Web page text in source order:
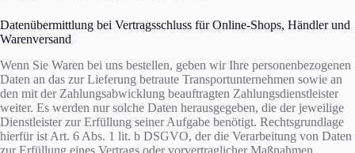
Daten­übermittlung bei Vertragsschluss für Online-Shops, Händler und
Warenversand
Wenn Sie Waren bei uns bestellen, geben wir Ihre personenbezogenen
Daten an das zur Lieferung betraute Transportunternehmen sowie an
den mit der Zahlungsabwicklung beauftragten Zahlungsdienstleister
weiter. Es werden nur solche Daten herausgegeben, die der jeweilige
Dienstleister zur Erfüllung seiner Aufgabe benötigt. Rechtsgrundlage
hierfür ist Art. 6 Abs. 1 lit. b DSGVO, der die Verarbeitung von Daten
zur Erfüllung eines Vertrags oder vorvertraglicher Maßnahmen